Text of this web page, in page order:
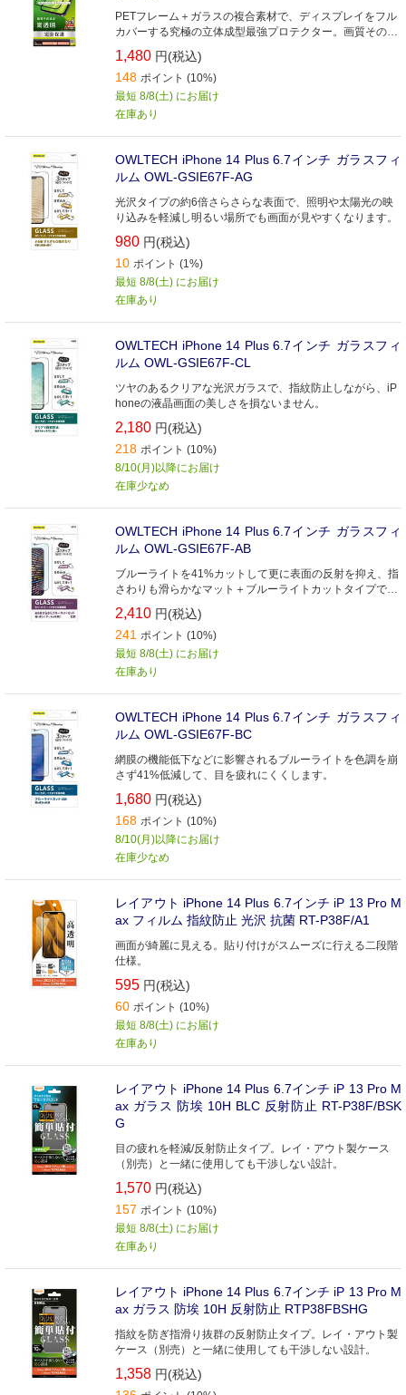
PETフレーム＋ガラスの複合素材で、ディスプレイをフル
カバーする究極の立体成型最強プロテクター。画質そのま
まの高透明タイプ。
1,480 円(税込)
148 ポイント (10%)
最短 8/8(土) にお届け
在庫あり
OWLTECH iPhone 14 Plus 6.7インチ ガラスフィ
ルム OWL-GSIE67F-AG
光沢タイプの約6倍さらさらな表面で、照明や太陽光の映
り込みを軽減し明るい場所でも画面が見やすくなります。
980 円(税込)
10 ポイント (1%)
最短 8/8(土) にお届け
在庫あり
OWLTECH iPhone 14 Plus 6.7インチ ガラスフィ
ルム OWL-GSIE67F-CL
ツヤのあるクリアな光沢ガラスで、指紋防止しながら、iP
honeの液晶画面の美しさを損ないません。
2,180 円(税込)
218 ポイント (10%)
8/10(月)以降にお届け
在庫少なめ
OWLTECH iPhone 14 Plus 6.7インチ ガラスフィ
ルム OWL-GSIE67F-AB
ブルーライトを41%カットして更に表面の反射を抑え、指
さわりも滑らかなマット＋ブルーライトカットタイプで
す。
2,410 円(税込)
241 ポイント (10%)
最短 8/8(土) にお届け
在庫あり
OWLTECH iPhone 14 Plus 6.7インチ ガラスフィ
ルム OWL-GSIE67F-BC
網膜の機能低下などに影響されるブルーライトを色調を崩
さず41%低減して、目を疲れにくくします。
1,680 円(税込)
168 ポイント (10%)
8/10(月)以降にお届け
在庫少なめ
レイアウト iPhone 14 Plus 6.7インチ iP 13 Pro M
ax フィルム 指紋防止 光沢 抗菌 RT-P38F/A1
画面が綺麗に見える。貼り付けがスムーズに行える二段階
仕様。
595 円(税込)
60 ポイント (10%)
最短 8/8(土) にお届け
在庫あり
レイアウト iPhone 14 Plus 6.7インチ iP 13 Pro M
ax ガラス 防埃 10H BLC 反射防止 RT-P38F/BSK
G
目の疲れを軽減/反射防止タイプ。レイ・アウト製ケース
（別売）と一緒に使用しても干渉しない設計。
1,570 円(税込)
157 ポイント (10%)
最短 8/8(土) にお届け
在庫あり
レイアウト iPhone 14 Plus 6.7インチ iP 13 Pro M
ax ガラス 防埃 10H 反射防止 RTP38FBSHG
指紋を防ぎ指滑り抜群の反射防止タイプ。レイ・アウト製
ケース（別売）と一緒に使用しても干渉しない設計。
1,358 円(税込)